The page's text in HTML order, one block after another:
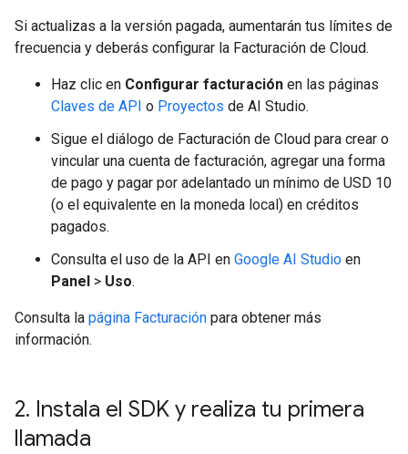
Si actualizas a la versión pagada, aumentarán tus límites de
frecuencia y deberás configurar la Facturación de Cloud.
Haz clic en Configurar facturación en las páginas
Claves de API o Proyectos de AI Studio.
Sigue el diálogo de Facturación de Cloud para crear o
vincular una cuenta de facturación, agregar una forma
de pago y pagar por adelantado un mínimo de USD 10
(o el equivalente en la moneda local) en créditos
pagados.
Consulta el uso de la API en Google AI Studio en
Panel > Uso.
Consulta la página Facturación para obtener más
información.
2. Instala el SDK y realiza tu primera
llamada